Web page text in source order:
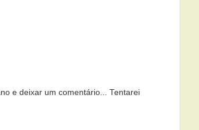
e deixar um comentário... Tentarei